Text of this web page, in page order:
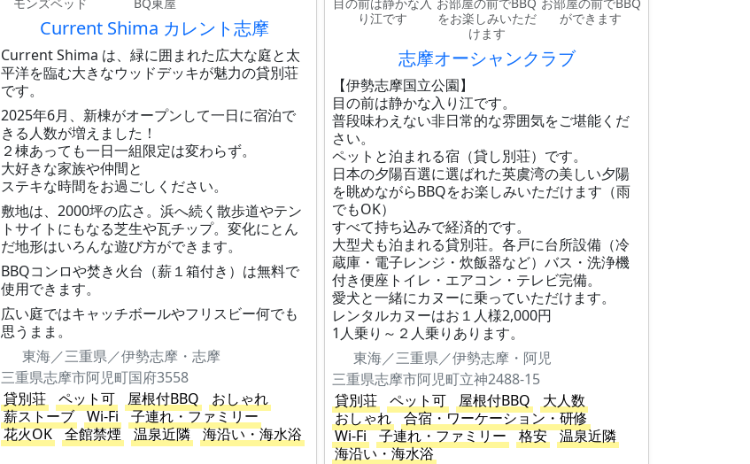
Current Shima カレント志摩
Current Shima は、緑に囲まれた広大な庭と太
平洋を臨む大きなウッドデッキが魅力の貸別荘
です。
2025年6月、新棟がオープンして一日に宿泊で
きる人数が増えました！
２棟あっても一日一組限定は変わらず。
大好きな家族や仲間と
ステキな時間をお過ごしください。
敷地は、2000坪の広さ。浜へ続く散歩道やテン
トサイトにもなる芝生や瓦チップ。変化にとん
だ地形はいろんな遊び方ができます。
BBQコンロや焚き火台（薪１箱付き）は無料で
使用できます。
広い庭ではキャッチボールやフリスビー何でも
思うまま。
東海／三重県／伊勢志摩・志摩
三重県志摩市阿児町国府3558
貸別荘
ペット可 屋根付BBQ
おしゃれ
薪ストーブ
Wi-Fi
子連れ・ファミリー
花火OK
全館禁煙 温泉近隣 海沿い・海水浴
り江です
をお楽しみいただ
けます
ができます
志摩オーシャンクラブ
【伊勢志摩国立公園】
目の前は静かな入り江です。
普段味わえない非日常的な雰囲気をご堪能くだ
さい。
ペットと泊まれる宿（貸し別荘）です。
日本の夕陽百選に選ばれた英虞湾の美しい夕陽
を眺めながらBBQをお楽しみいただけます（雨
でもOK）
すべて持ち込みで経済的です。
大型犬も泊まれる貸別荘。各戸に台所設備（冷
蔵庫・電子レンジ・炊飯器など）バス・洗浄機
付き便座トイレ・エアコン・テレビ完備。
愛犬と一緒にカヌーに乗っていただけます。
レンタルカヌーはお１人様2,000円
1人乗り～２人乗りあります。
東海／三重県／伊勢志摩・阿児
三重県志摩市阿児町立神2488-15
貸別荘
ペット可 屋根付BBQ
大人数
おしゃれ
合宿・ワーケーション・研修
Wi-Fi
子連れ・ファミリー 格安
温泉近隣
海沿い・海水浴